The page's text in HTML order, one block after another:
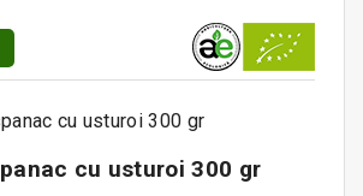
cu usturoi 300 gr